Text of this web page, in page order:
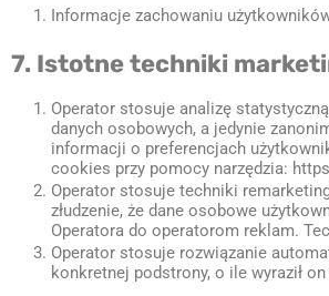
Informacje zachowaniu
7. Istotne techniki
Operator stosuje analizę
danych osobowych, a jedynie
informacji o preferencjach
cookies przy pomocy narzędzia:
Operator stosuje techniki
złudzenie, że dane osobowe
Operatora do operatorom reklam.
Operator stosuje rozwiązanie
konkretnej podstrony, o ile wyraził